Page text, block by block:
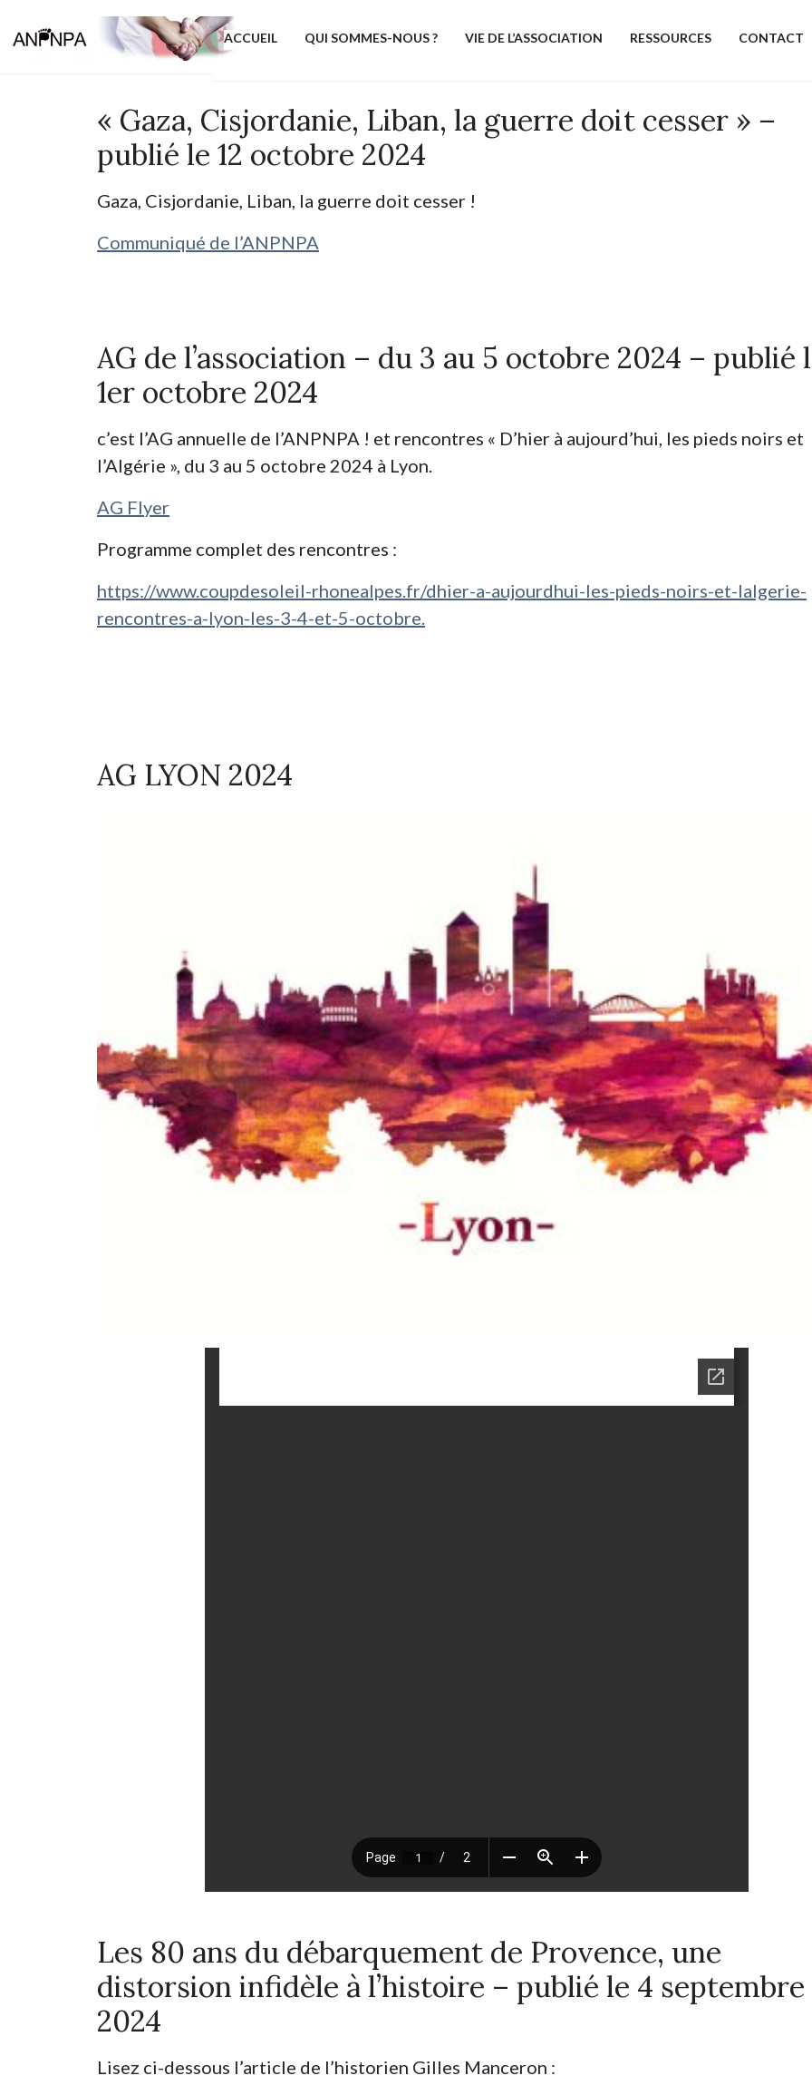
ACCUEIL QUI SOMMES-NOUS ? VIE DE L’ASSOCIATION RESSOURCES CONTACT
« Gaza, Cisjordanie, Liban, la guerre doit cesser » –
publié le 12 octobre 2024
Gaza, Cisjordanie, Liban, la guerre doit cesser !
Communiqué de l’ANPNPA
AG de l’association – du 3 au 5 octobre 2024 – publié
1er octobre 2024
c’est l’AG annuelle de l’ANPNPA ! et rencontres « D’hier à aujourd’hui, les pieds noirs et
l’Algérie », du 3 au 5 octobre 2024 à Lyon.
AG Flyer
Programme complet des rencontres :
https://www.coupdesoleil-rhonealpes.fr/dhier-a-aujourdhui-les-pieds-noirs-et-lalgerie-
rencontres-a-lyon-les-3-4-et-5-octobre.
AG LYON 2024
Les 80 ans du débarquement de Provence, une
distorsion infidèle à l’histoire – publié le 4 septembre
2024
Lisez ci-dessous l’article de l’historien Gilles Manceron :